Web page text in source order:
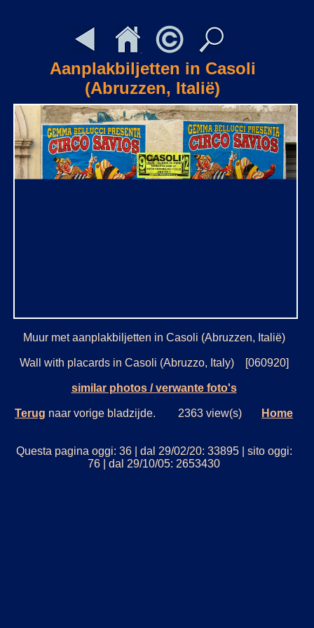
Aanplakbiljetten in Casoli
(Abruzzen, Italië)
Muur met aanplakbiljetten in Casoli (Abruzzen, Italië)
Wall with placards in Casoli (Abruzzo, Italy) [060920]
similar photos / verwante foto's
Terug naar vorige bladzijde. 2363 view(s) Home
Questa pagina oggi: 36 | dal 29/02/20: 33895 | sito oggi:
76 | dal 29/10/05: 2653430